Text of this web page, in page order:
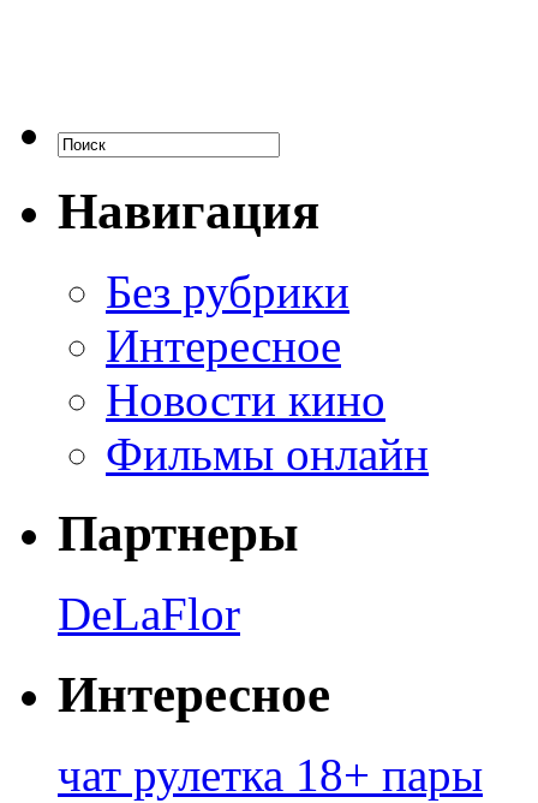
Навигация
Без рубрики
Интересное
Новости кино
Фильмы онлайн
Партнеры
DeLaFlor
Интересное
чат рулетка 18+ пары